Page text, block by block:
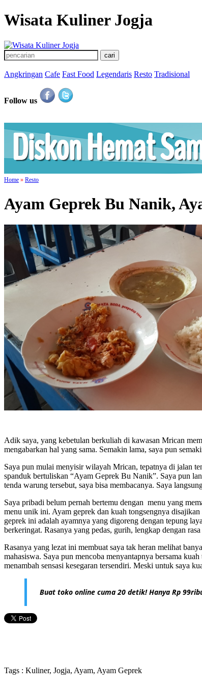
Wisata Kuliner Jogja
Angkringan Cafe Fast Food Legendaris Resto Tradisional
Follow us
Home » Resto
Ayam Geprek Bu Nanik,
Adik saya, yang kebetulan berkuliah di kawasan Mrican
mengabarkan hal yang sama. Semakin lama, saya pun
Saya pun mulai menyisir wilayah Mrican, tepatnya di jalan
spanduk bertuliskan “Ayam Geprek Bu Nanik”. Saya pun
tenda warung tersebut, saya bisa membacanya. Saya
Saya pribadi belum pernah bertemu dengan menu yang
menu unik ini. Ayam geprek dan kuah tongsengnya
geprek ini adalah ayamnya yang digoreng dengan tepung
berkeringat. Rasanya yang pedas, gurih, lengkap dengan
Rasanya yang lezat ini membuat saya tak heran melihat
mahasiswa. Saya pun mencoba menyantapnya bersama
menambah sensasi kesegaran tersendiri. Meski untuk saya
Buat toko online cuma 20 detik! Hanya Rp
Tags : Kuliner, Jogja, Ayam, Ayam Geprek